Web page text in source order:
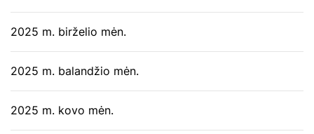
2025 m. birželio mėn.
2025 m. balandžio mėn.
2025 m. kovo mėn.